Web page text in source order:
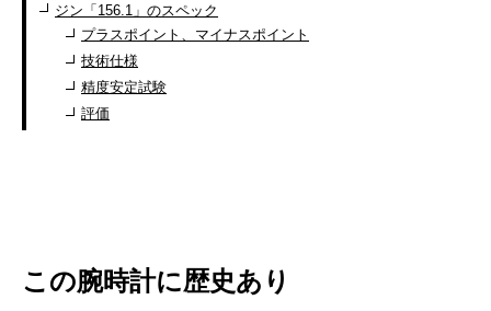
ジン「156.1」のスペック
プラスポイント、マイナスポイント
技術仕様
精度安定試験
評価
この腕時計に歴史あり